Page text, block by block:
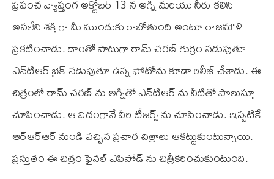
ప్రపంచ వ్యాప్తంగ అక్టోబర్ 13 న అగ్ని మరియు నీరు కలిసి
అపలేని శక్తి గా మీ ముందుకు రాబోతుంది అంటూ రాజమౌళి
ప్రకటించాడు. దాంతో పాటుగా రామ్ చరణ్ గుర్రం నడుపుతూ
ఎన్‌టి‌ఆర్ బైక్ నడుపుతూ ఉన్న ఫోటోను కూడా రిలీజ్ చేశాడు. ఈ
చిత్రంలో రామ్ చరణ్ ను అగ్నితో ఎన్‌టి‌ఆర్ ను నీటితో పొలుస్తూ
చూపించాడు. ఆ విదంగానే వీరి టీజర్స్ ను చూపించాడు. ఇప్పటికే
ఆర్‌ఆర్‌ఆర్ నుండి వచ్చిన ప్రచార చిత్రాలు ఆకట్టుకుంటున్నాయి.
ప్రస్తుతం ఈ చిత్రం ఫైనల్ ఎపిసోడ్ ను చిత్రీకరించుకుంటుంది.